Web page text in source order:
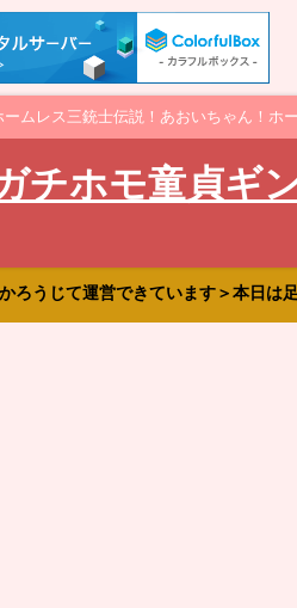
ムレス三銃士伝説！あおいちゃん！ホ
チホモ童貞ギ
うじて運営できています＞本日は